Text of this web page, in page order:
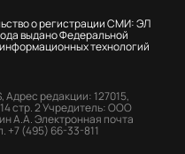
о регистрации СМИ: ЭЛ
выдано Федеральной
технологий
Адрес редакции: 127015,
стр. 2Учредитель: ООО
А.А.Электронная почта
+7 (495) 66-33-811